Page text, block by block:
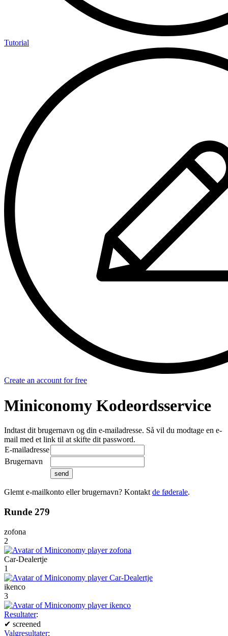
Tutorial
Create an account for free
Miniconomy Kodeordsservice
Indtast dit brugernavn og din e-mailadresse. Så vil du modtage en e-
mail med et link til at skifte dit password.
E-mailadresse
Brugernavn
Glemt e-mailkonto eller brugernavn? Kontakt de føderale.
Runde 279
zofona
2
Car-Dealertje
1
ikenco
3
Resultater:
✔ screened
Valgresultater: